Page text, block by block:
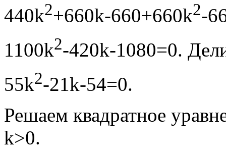
440k2+660k-660+660k2-
1100k2-420k-1080=0.
55k2-21k-54=0.
Решаем квадратное
k>0.